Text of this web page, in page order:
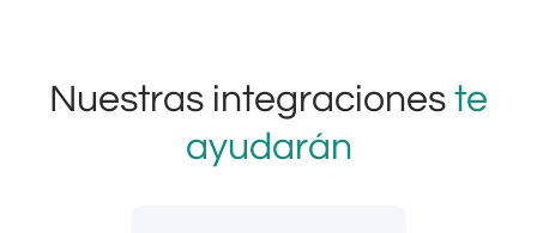
Nuestras integraciones te
ayudarán